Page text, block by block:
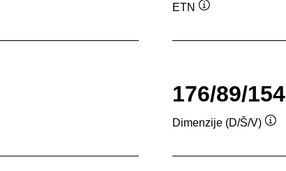
ETN
176/89/154
Dimenzije (D/Š/V)